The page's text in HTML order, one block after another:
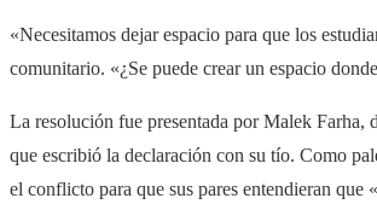
«Necesitamos dejar espacio para que los
comunitario. «¿Se puede crear un espacio
La resolución fue presentada por Malek
que escribió la declaración con su tío. Como
el conflicto para que sus pares entendieran que